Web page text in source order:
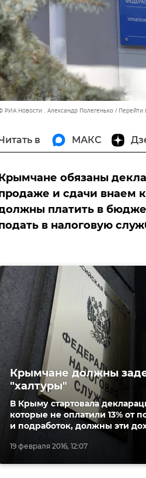
РИА Новости . Александр Полегенько Перейти
в МАКС
обязаны
и сдачи внаем
платить в
в налоговую
19 февраля 2016, 12:07
Крымчане должны
"халтуры"
В Крыму стартовала
которые не оплатили 13% от
и подработок, должны эти